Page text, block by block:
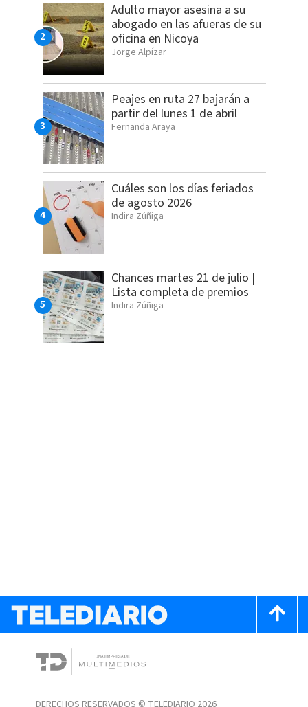
Adulto mayor asesina a su
abogado en las afueras de su
oficina en Nicoya
Jorge Alpízar
Peajes en ruta 27 bajarán a
partir del lunes 1 de abril
Fernanda Araya
Cuáles son los días feriados
de agosto 2026
Indira Zúñiga
Chances martes 21 de julio |
Lista completa de premios
Indira Zúñiga
DERECHOS RESERVADOS © TELEDIARIO 2026